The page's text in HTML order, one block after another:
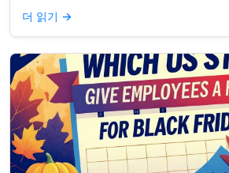
는 걸까요? 왜 일부 ...
더 읽기 →